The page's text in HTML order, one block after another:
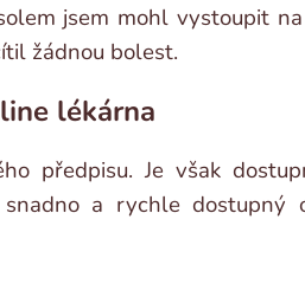
jsem mohl vystoupit
žádnou bolest.
lékárna
předpisu. Je však
a rychle dostupný